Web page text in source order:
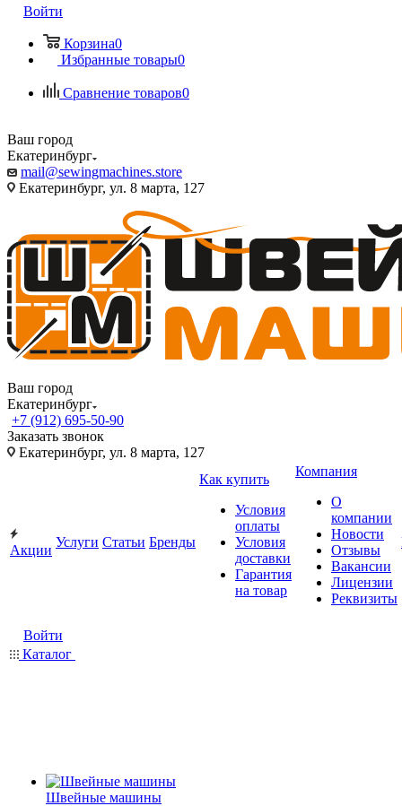
Войти
Корзина0
Избранные товары0
Сравнение товаров0
Ваш город
Екатеринбург
mail@sewingmachines.store
Екатеринбург, ул. 8 марта, 127
Ваш город
Екатеринбург
+7 (912) 695-50-90
Заказать звонок
Екатеринбург, ул. 8 марта, 127
Акции
Услуги Статьи Бренды
Как купить
Условия
оплаты
Условия
доставки
Гарантия
на товар
Компания
О
компании
Новости
Отзывы
Вакансии
Лицензии
Реквизиты
Войти
Каталог
Швейные машины